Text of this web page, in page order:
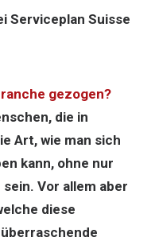
Serviceplan Suisse
gezogen?
die in
Art, wie man sich
kann, ohne nur
Vor allem aber
diese